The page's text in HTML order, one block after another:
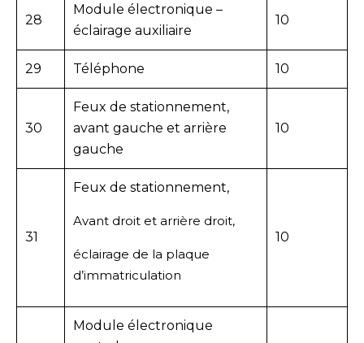
28
Module électronique –
éclairage auxiliaire
10
29 Téléphone 10
30
Feux de stationnement,
avant gauche et arrière
gauche
10
31
Feux de stationnement,
Avant droit et arrière droit,
éclairage de la plaque
d’immatriculation
10
Module électronique